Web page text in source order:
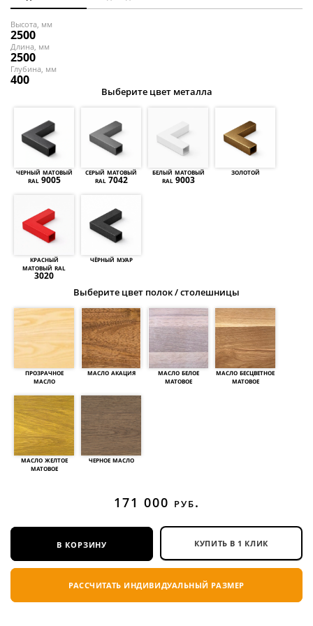
Торговые перегородки
Высота, мм
2500
Длина, мм
2500
Глубина, мм
400
Выберите цвет металла
черный матовый
ral 9005
серый матовый
ral 7042
белый матовый
ral 9003
золотой
красный
матовый ral
3020
чёрный муар
Выберите цвет полок / столешницы
прозрачное
масло
масло акация масло белое
матовое
масло бесцветное
матовое
масло желтое
матовое
черное масло
171 000 руб.
в корзину КУПИТЬ В 1 КЛИК
РАССЧИТАТЬ ИНДИВИДУАЛЬНЫЙ РАЗМЕР